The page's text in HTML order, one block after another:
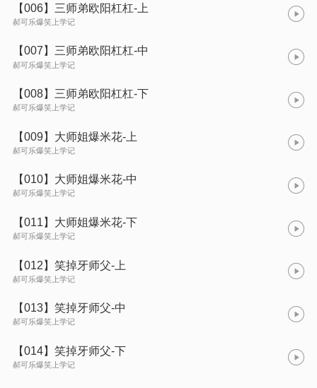
【006】三师弟欧阳杠杠-上
郝可乐爆笑上学记
【007】三师弟欧阳杠杠-中
郝可乐爆笑上学记
【008】三师弟欧阳杠杠-下
郝可乐爆笑上学记
【009】大师姐爆米花-上
郝可乐爆笑上学记
【010】大师姐爆米花-中
郝可乐爆笑上学记
【011】大师姐爆米花-下
郝可乐爆笑上学记
【012】笑掉牙师父-上
郝可乐爆笑上学记
【013】笑掉牙师父-中
郝可乐爆笑上学记
【014】笑掉牙师父-下
郝可乐爆笑上学记